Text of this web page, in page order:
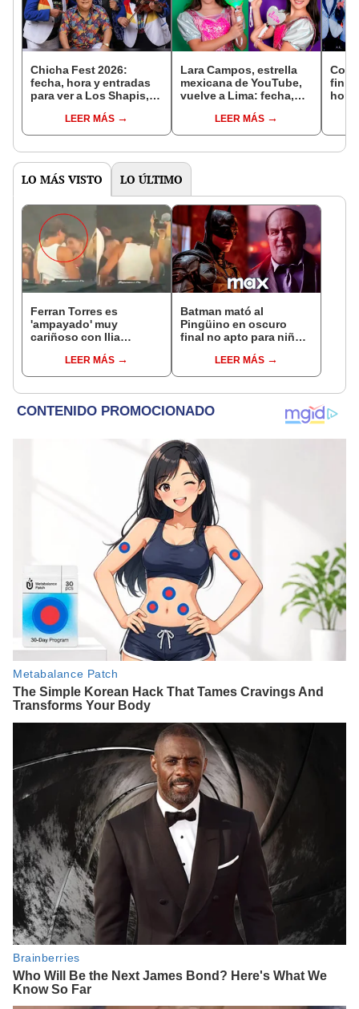
Chicha Fest 2026:
fecha, hora y entradas
para ver a Los Shapis,
Destellos, Vico y más
artistas peruanos
LEER MÁS
Lara Campos, estrella
mexicana de YouTube,
vuelve a Lima: fecha,
entradas para ver a la
cantante de ‘Rhenné’
LEER MÁS
fin
LO MÁS VISTO LO ÚLTIMO
Ferran Torres es
'ampayado' muy
cariñoso con Ilia
artes marciales, y
desata gran revuelo en
LEER MÁS
Batman mató al
Pingüino en oscuro
final no apto para niños:
LEER MÁS